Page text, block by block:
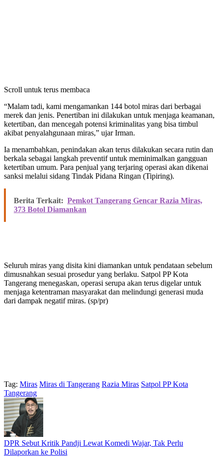
Scroll untuk terus membaca
“Malam tadi, kami mengamankan 144 botol miras dari berbagai
merek dan jenis. Penertiban ini dilakukan untuk menjaga keamanan,
ketertiban, dan mencegah potensi kriminalitas yang bisa timbul
akibat penyalahgunaan miras,” ujar Irman.
Ia menambahkan, penindakan akan terus dilakukan secara rutin dan
berkala sebagai langkah preventif untuk meminimalkan gangguan
ketertiban umum. Para penjual yang terjaring operasi akan dikenai
sanksi melalui sidang Tindak Pidana Ringan (Tipiring).
Berita Terkait: Pemkot Tangerang Gencar Razia Miras,
373 Botol Diamankan
Seluruh miras yang disita kini diamankan untuk pendataan sebelum
dimusnahkan sesuai prosedur yang berlaku. Satpol PP Kota
Tangerang menegaskan, operasi serupa akan terus digelar untuk
menjaga ketentraman masyarakat dan melindungi generasi muda
dari dampak negatif miras. (sp/pr)
Tag: Miras Miras di Tangerang Razia Miras Satpol PP Kota
Tangerang
DPR Sebut Kritik Pandji Lewat Komedi Wajar, Tak Perlu
Dilaporkan ke Polisi